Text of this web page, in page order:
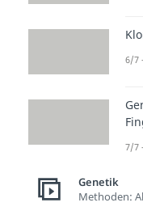
ob
6/7
7/7
Genetik
Methoden: